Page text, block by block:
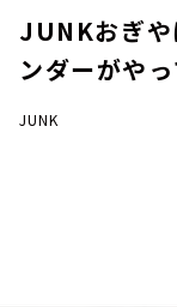
JUNKおぎや
ンダーがやっ
JUNK